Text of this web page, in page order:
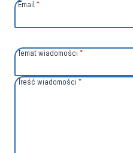
Email *
Temat wiadomości *
Treść wiadomości *